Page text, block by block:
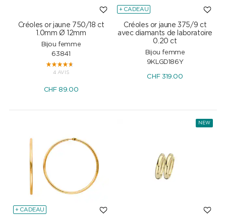
Créoles or jaune 750/18 ct
1.0mm Ø 12mm
Bijou femme
63841
4 AVIS
CHF 89.00
+ CADEAU
Créoles or jaune 375/9 ct
avec diamants de laboratoire
0.20 ct
Bijou femme
9KLGD186Y
CHF 319.00
+ CADEAU
NEW